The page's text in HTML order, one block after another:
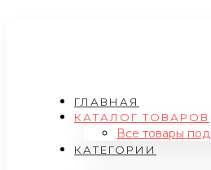
ГЛАВНАЯ
КАТАЛОГ ТОВАРОВ
Все товары
КАТЕГОРИИ